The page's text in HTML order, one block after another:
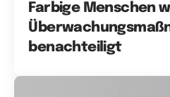
Farbige Menschen
benachteiligt